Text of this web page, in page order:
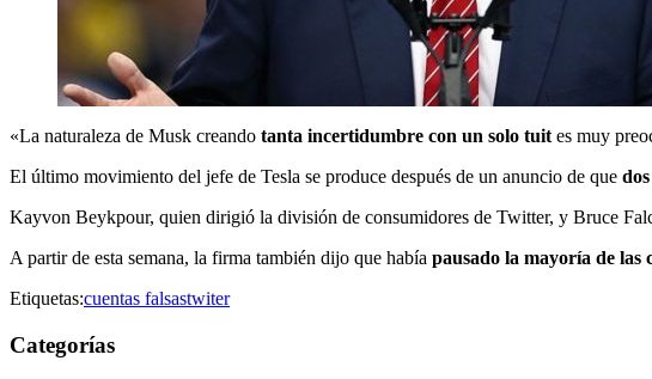
«La naturaleza de Musk creando tanta incertidumbre con un solo tuit es muy
El último movimiento del jefe de Tesla se produce después de un anuncio de que
Kayvon Beykpour, quien dirigió la división de consumidores de Twitter, y Bruce
A partir de esta semana, la firma también dijo que había pausado la mayoría de las
Etiquetas:cuentas falsastwiter
Categorías